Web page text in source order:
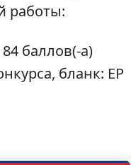
работы:
баллов(-а)
бланк: ЕР